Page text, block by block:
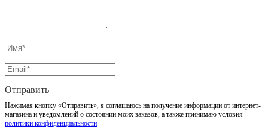
Отправить
Нажимая кнопку «Отправить», я соглашаюсь на получение информации от интернет-
магазина и уведомлений о состоянии моих заказов, а также принимаю условия
политики конфиденциальности